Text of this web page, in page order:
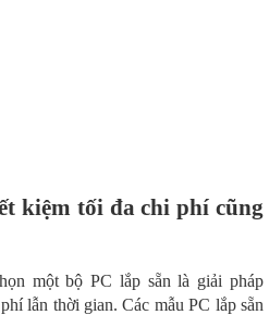
kiệm tối đa chi phí cũng
một bộ PC lắp sẵn là giải pháp
lẫn thời gian. Các mẫu PC lắp sẵn